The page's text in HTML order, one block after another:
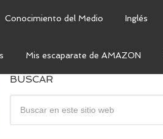
Conocimiento del Medio Inglés
Mis escaparate de AMAZON
BUSCAR